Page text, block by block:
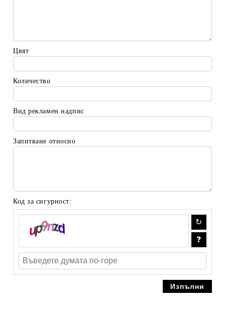
Цвят
Количество
Вид рекламен надпис
Запитване относно
Код за сигурност: